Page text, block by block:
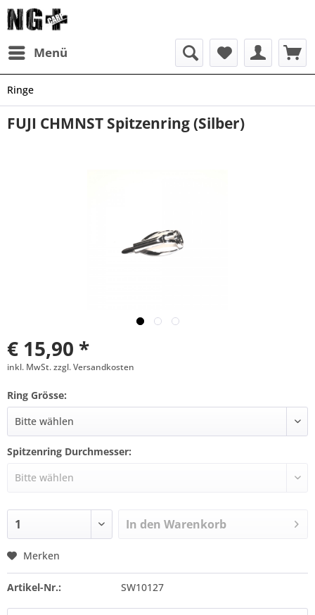
Menü
Ringe
FUJI CHMNST Spitzenring (Silber)
€ 15,90 *
inkl. MwSt. zzgl. Versandkosten
Ring Grösse:
Spitzenring Durchmesser:
In den Warenkorb
Merken
Artikel-Nr.: SW10127